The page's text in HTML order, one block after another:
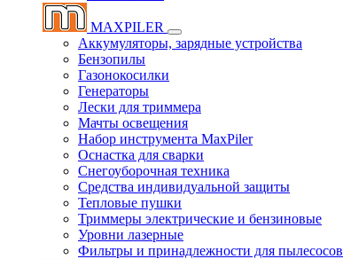
MAXPILER
Аккумуляторы, зарядные устройства
Бензопилы
Газонокосилки
Генераторы
Лески для триммера
Мачты освещения
Набор инструмента MaxPiler
Оснастка для сварки
Снегоуборочная техника
Средства индивидуальной защиты
Тепловые пушки
Триммеры электрические и бензиновые
Уровни лазерные
Фильтры и принадлежности для пылесосов